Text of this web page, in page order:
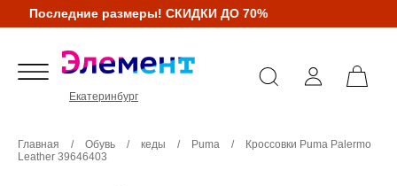
Последние размеры! СКИДКИ ДО 70%
Екатеринбург
Главная / Обувь / кеды / Puma /
Кроссовки Puma Palermo
Leather 39646403